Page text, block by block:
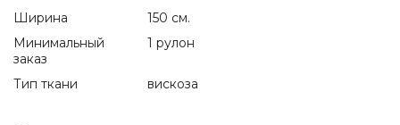
Ширина
150 см.
Минимальный
заказ
1 рулон
Тип ткани вискоза